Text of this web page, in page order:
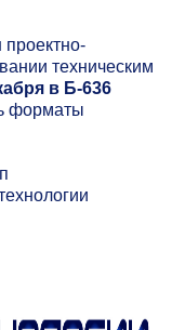
техническим
в Б-636
форматы